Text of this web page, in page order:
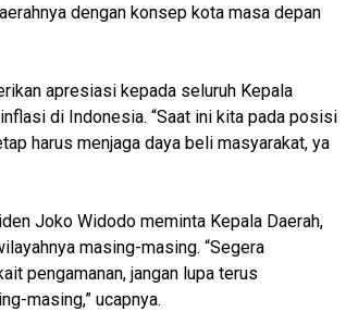
dengan konsep kota masa depan
apresiasi kepada seluruh Kepala
di Indonesia. “Saat ini kita pada posisi
harus menjaga daya beli masyarakat, ya
Joko Widodo meminta Kepala Daerah,
masing-masing. “Segera
pengamanan, jangan lupa terus
masing,” ucapnya.